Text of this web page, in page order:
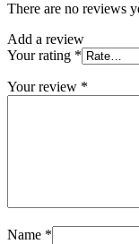
There are no reviews
Add a review
Your rating *
Your review *
Name *